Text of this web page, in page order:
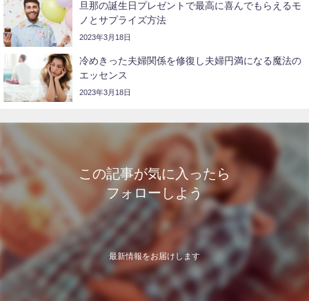
旦那の誕生日プレゼントで最高に喜んでもらえるモ
ノとサプライズ方法
2023年3月18日
冷めきった夫婦関係を修復し夫婦円満になる魔法の
エッセンス
2023年3月18日
この記事が気に入ったら
フォローしよう
最新情報をお届けします